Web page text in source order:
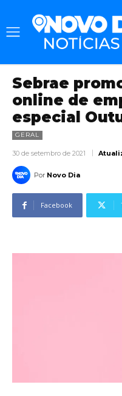
Sebrae
online de
especial
GERAL
30 de setembro de 2021
Por Novo Dia
Facebook